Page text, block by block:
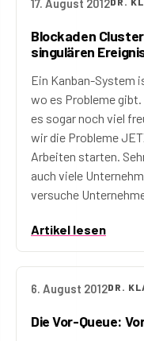
17. August 2012
Blockaden
singulären
Ein Kanban-System
wo es Probleme
es sogar noch viel
wir die Probleme
Arbeiten starten.
auch viele
versuche
Artikel lesen
6. August 2012DR.
Die Vor-Queue: